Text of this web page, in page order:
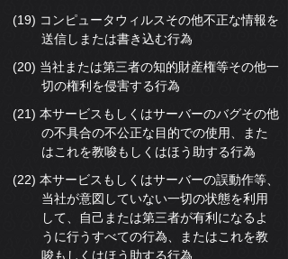
(19) コンピュータウィルスその他不正な情報を
送信しまたは書き込む行為
(20) 当社または第三者の知的財産権等その他一
切の権利を侵害する行為
(21) 本サービスもしくはサーバーのバグその他
の不具合の不公正な目的での使用、また
はこれを教唆もしくはほう助する行為
(22) 本サービスもしくはサーバーの誤動作等、
当社が意図していない一切の状態を利用
して、自己または第三者が有利になるよ
うに行うすべての行為、またはこれを教
唆もしくはほう助する行為